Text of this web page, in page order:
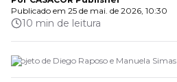
Publicado em 25 de mai. de 2026, 10:30
10 min de leitura
Projeto de Diego Raposo e Manuela Simas